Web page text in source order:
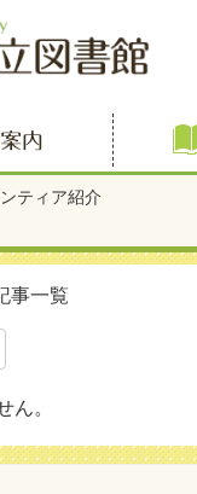
利用案内
ティア紹介
事一覧
ん。